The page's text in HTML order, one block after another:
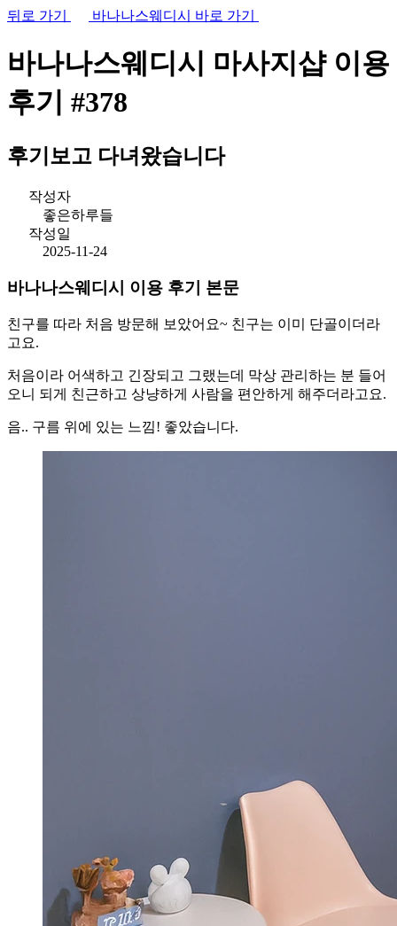
뒤로 가기 바나나스웨디시 바로 가기
바나나스웨디시 마사지샵이용
후기 #378
후기보고 다녀왔습니다
작성자
좋은하루들
작성일
2025-11-24
바나나스웨디시 이용 후기 본문
친구를 따라 처음 방문해 보았어요~ 친구는 이미 단골이더라
고요.
처음이라 어색하고 긴장되고 그랬는데 막상 관리하는 분 들어
오니 되게 친근하고 상냥하게 사람을 편안하게 해주더라고요.
음.. 구름 위에 있는 느낌! 좋았습니다.